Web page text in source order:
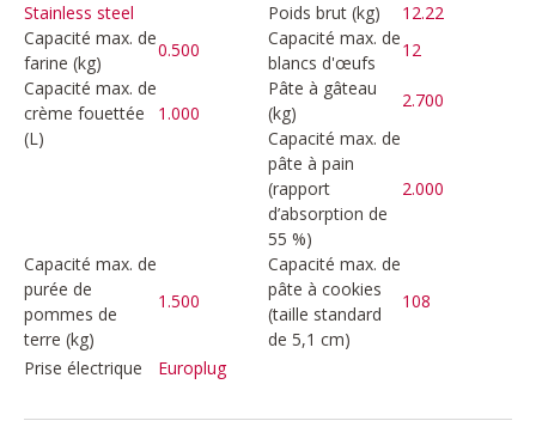
Stainless steel
Poids brut (kg)
12.22
Capacité max. de
farine (kg)
0.500
Capacité max. de
blancs d'œufs
12
Capacité max. de
crème fouettée
(L)
1.000
Pâte à gâteau
(kg)
2.700
Capacité max. de
pâte à pain
(rapport
d’absorption de
55 %)
2.000
Capacité max. de
purée de
pommes de
terre (kg)
1.500
Capacité max. de
pâte à cookies
(taille standard
de 5,1 cm)
108
Prise électrique Europlug